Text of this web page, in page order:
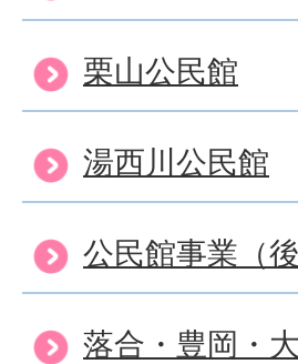
栗山公民館
湯西川公民館
公民館事業（後
落合・豊岡・